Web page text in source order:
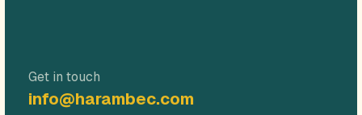
Get in touch
info@harambec.com